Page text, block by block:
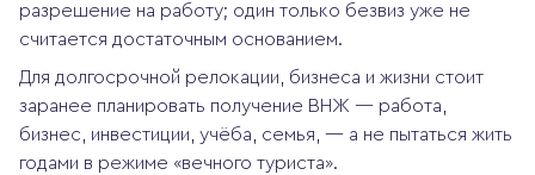
разрешение на работу; один только безвиз уже не
считается достаточным основанием.
Для долгосрочной релокации, бизнеса и жизни стоит
заранее планировать получение ВНЖ — работа,
бизнес, инвестиции, учёба, семья, — а не пытаться жить
годами в режиме «вечного туриста».